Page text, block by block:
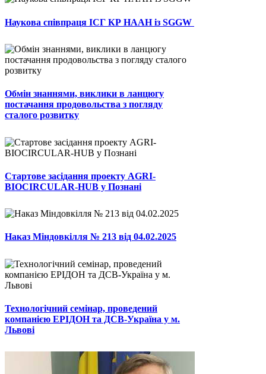
Наукова співпраця ІСГ КР НААН із SGGW
Обмін знаннями, виклики в ланцюгу
постачання продовольства з погляду
сталого розвитку
Стартове засідання проекту AGRI-
BIOCIRCULAR-HUB у Познані
Наказ Міндовкілля № 213 від 04.02.2025
Технологічний семінар, проведений
компанією ЕРІДОН та ДСВ-Україна у м.
Львові